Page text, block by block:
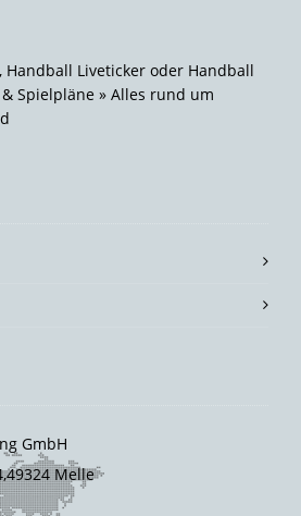
Handball Liveticker oder Handball
Spielpläne » Alles rund um
GmbH
Melle